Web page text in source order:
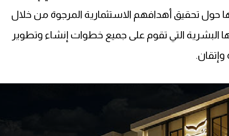
تحقيق أهدافهم الاستثمارية المرجوة من خلال
البشرية التي تقوم على جميع خطوات إنشاء وتطوير
وإتقان.